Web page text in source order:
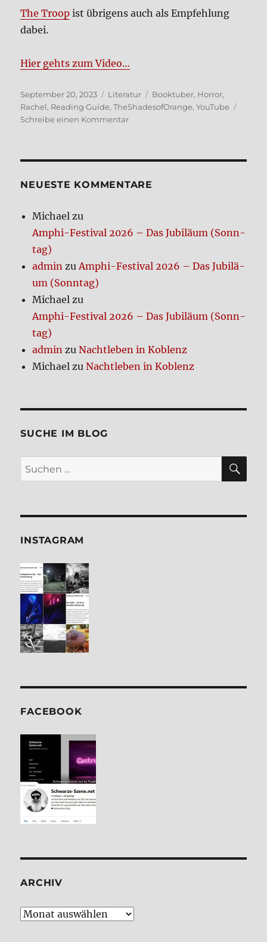
The Troop ist übri­gens auch als Emp­feh­lung
dabei.
Hier gehts zum Video…
Veröffentlicht
am
September 20, 2023 Kategorien
Literatur Schlagwörter
Booktuber, Horror,
Rachel, Reading Guide,TheShadesofOrange,YouTube
Schreibe einen Kommentarzu
ror
de
NEUE­STE KOM­MEN­TA­RE
Michael zu
Amphi-Festi­val 2026 – Das Jubi­lä­um (Sonn­
tag)
admin zuAmphi-Festi­val 2026 – Das Jubi­lä­
um (Sonn­tag)
Michael zu
Amphi-Festi­val 2026 – Das Jubi­lä­um (Sonn­
tag)
admin zuNacht­le­ben in Koblenz
Michael zuNacht­le­ben in Koblenz
SUCHE IM BLOG
Suchen
nach:
INSTA­GRAM
FACE­BOOK
ARCHIV
Archiv